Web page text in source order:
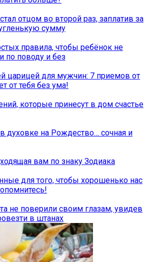
отцом во второй раз, заплатив за
сумму
правила, чтобы ребёнок не
по поводу и без
царицей для мужчин: 7 приемов от
от тебя без ума!
которые принесут в дом счастье
духовке на Рождество… сочная и
вам по знаку Зодиака
для того, чтобы хорошенько нас
не поверили своим глазам, увидев
в штанах